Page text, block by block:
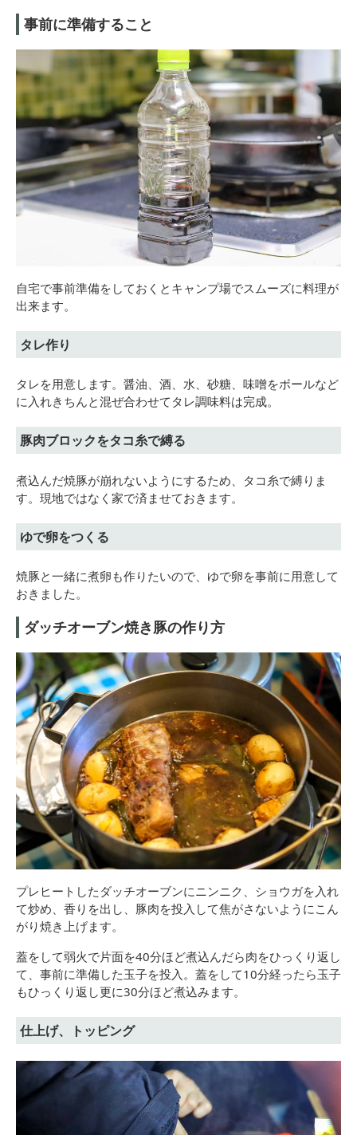
事前に準備すること
自宅で事前準備をしておくとキャンプ場でスムーズに料理が
出来ます。
タレ作り
タレを用意します。醤油、酒、水、砂糖、味噌をボールなど
に入れきちんと混ぜ合わせてタレ調味料は完成。
豚肉ブロックをタコ糸で縛る
煮込んだ焼豚が崩れないようにするため、タコ糸で縛りま
す。現地ではなく家で済ませておきます。
ゆで卵をつくる
焼豚と一緒に煮卵も作りたいので、ゆで卵を事前に用意して
おきました。
ダッチオーブン焼き豚の作り方
プレヒートしたダッチオーブンにニンニク、ショウガを入れ
て炒め、香りを出し、豚肉を投入して焦がさないようにこん
がり焼き上げます。
蓋をして弱火で片面を40分ほど煮込んだら肉をひっくり返し
て、事前に準備した玉子を投入。蓋をして10分経ったら玉子
もひっくり返し更に30分ほど煮込みます。
仕上げ、トッピング